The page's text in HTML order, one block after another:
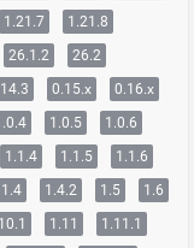
1.21.7
1.21.8
26.1.2 26.2
0.15.x
0.16.x
1.0.5
1.0.6
1.1.4 1.1.5
1.1.6
1.4 1.4.2 1.5
1.6
1.11
1.11.1